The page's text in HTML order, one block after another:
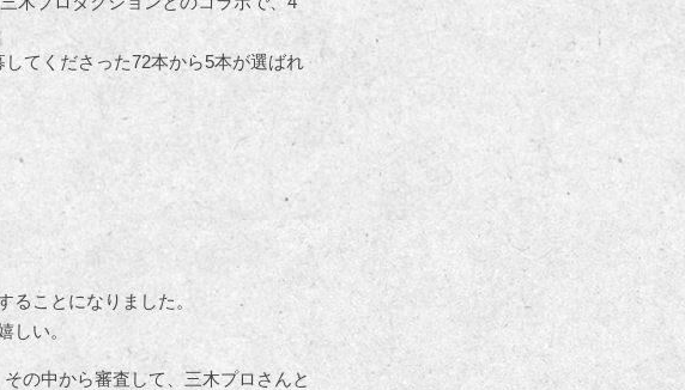
てくださった72本から5本が選ばれ
ることになりました。
しい。
の中から審査して、三木プロさんと